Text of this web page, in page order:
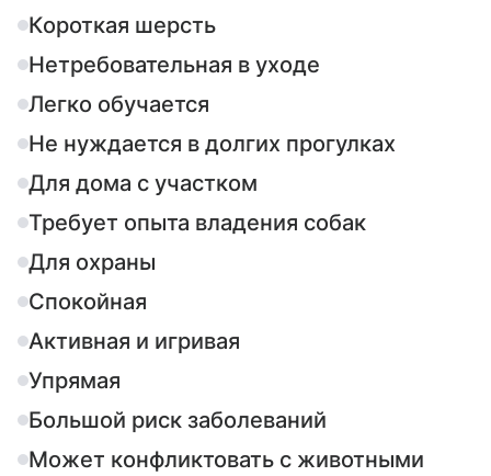
Короткая шерсть
Нетребовательная в уходе
Легко обучается
Не нуждается в долгих прогулках
Для дома с участком
Требует опыта владения собак
Для охраны
Спокойная
Активная и игривая
Упрямая
Большой риск заболеваний
Может конфликтовать с животными